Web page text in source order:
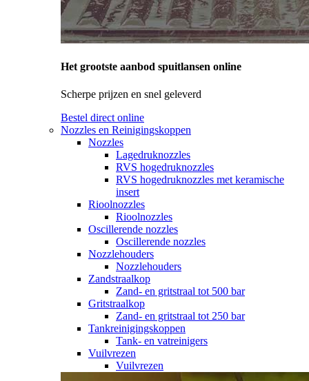
Het grootste aanbod spuitlansen online
Scherpe prijzen en snel geleverd
Bestel direct online
Nozzles en Reinigingskoppen
Nozzles
Lagedruknozzles
RVS hogedruknozzles
RVS hogedruknozzles met keramische
insert
Rioolnozzles
Rioolnozzles
Oscillerende nozzles
Oscillerende nozzles
Nozzlehouders
Nozzlehouders
Zandstraalkop
Zand- en gritstraal tot 500 bar
Gritstraalkop
Zand- en gritstraal tot 250 bar
Tankreinigingskoppen
Tank- en vatreinigers
Vuilvrezen
Vuilvrezen